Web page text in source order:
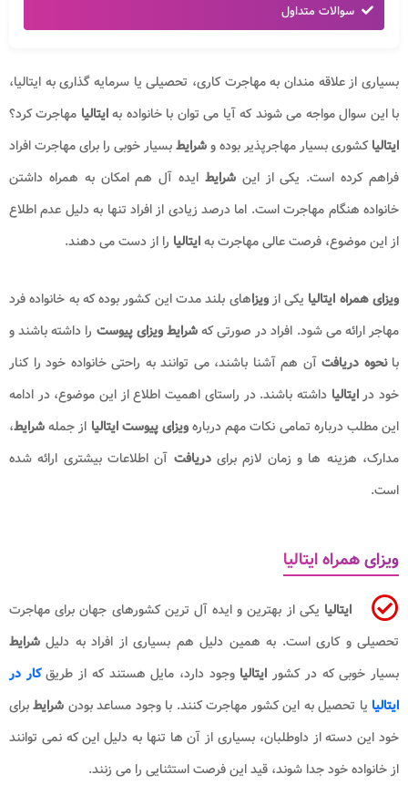
سوالات متداول
بسیاری از علاقه مندان به مهاجرت کاری، تحصیلی یا سرمایه گذاری به ایتالیا،
با این سوال مواجه می شوند که آیا می توان با خانواده بهایتالیا مهاجرت کرد؟
ایتالیاکشوری بسیار مهاجرپذیر بوده وشرایطبسیار خوبی را برای مهاجرت افراد
فراهم کرده است. یکی از اینشرایط ایده آل هم امکان به همراه داشتن
خانواده هنگام مهاجرت است. اما درصد زیادی از افراد تنها به دلیل عدم اطلاع
از این موضوع، فرصت عالی مهاجرت بهایتالیا را از دست می دهند.
ویزای همراه ایتالیا یکی ازویزاهای بلند مدت این کشور بوده که به خانواده فرد
مهاجر ارائه می شود. افراد در صورتی کهشرایط ویزای پیوست را داشته باشند و
بانحوه دریافت آن هم آشنا باشند، می توانند به راحتی خانواده خود را کنار
خود درایتالیا داشته باشند. در راستای اهمیت اطلاع از این موضوع، در ادامه
این مطلب درباره تمامی نکات مهم دربارهویزای پیوست ایتالیا از جملهشرایط،
مدارک، هزینه ها و زمان لازم برایدریافت آن اطلاعات بیشتری ارائه شده
است.
ویزای همراه ایتالیا
ایتالیا یکی از بهترین و ایده آل ترین کشورهای جهان برای مهاجرت
تحصیلی و کاری است. به همین دلیل هم بسیاری از افراد به دلیل شرایط
بسیار خوبی که در کشور ایتالیا وجود دارد، مایل هستند که از طریقکار در
ایتالیا یا تحصیل به این کشور مهاجرت کنند. با وجود مساعد بودن شرایطبرای
خود این دسته از داوطلبان، بسیاری از آن ها تنها به دلیل این که نمی توانند
از خانواده خود جدا شوند، قید این فرصت استثنایی را می زنند.